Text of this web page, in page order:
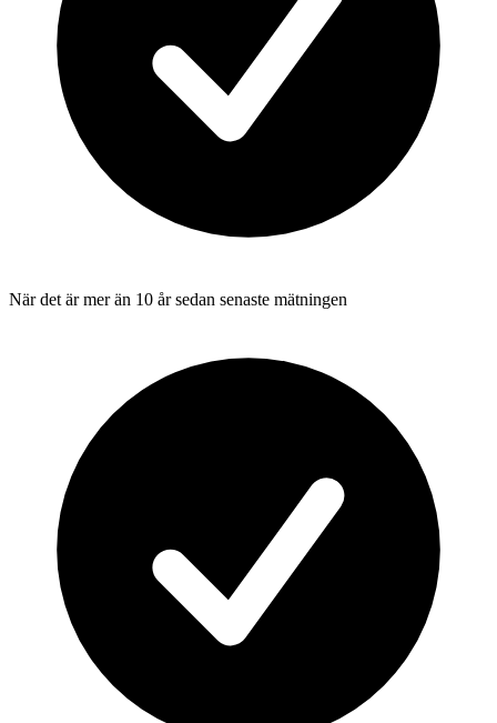
När det är mer än 10 år sedan senaste mätningen